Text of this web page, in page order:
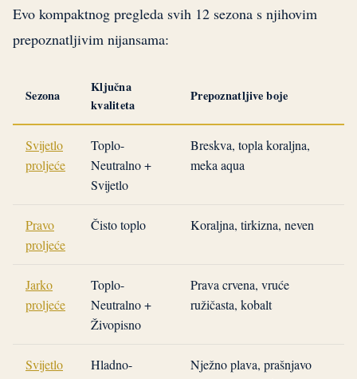
Evo kompaktnog pregleda svih 12 sezona s njihovim
prepoznatljivim nijansama:
Sezona
Ključna
kvaliteta
Prepoznatljive boje
Svijetlo
proljeće
Toplo-
Neutralno +
Svijetlo
Breskva, topla koraljna,
meka aqua
Pravo
proljeće
Čisto toplo Koraljna, tirkizna, neven
Jarko
proljeće
Toplo-
Neutralno +
Živopisno
Prava crvena, vruće
ružičasta, kobalt
Svijetlo
Hladno-
Nježno plava, prašnjavo